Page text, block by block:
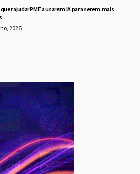
ajudar PME a usarem IA para serem mais
2026